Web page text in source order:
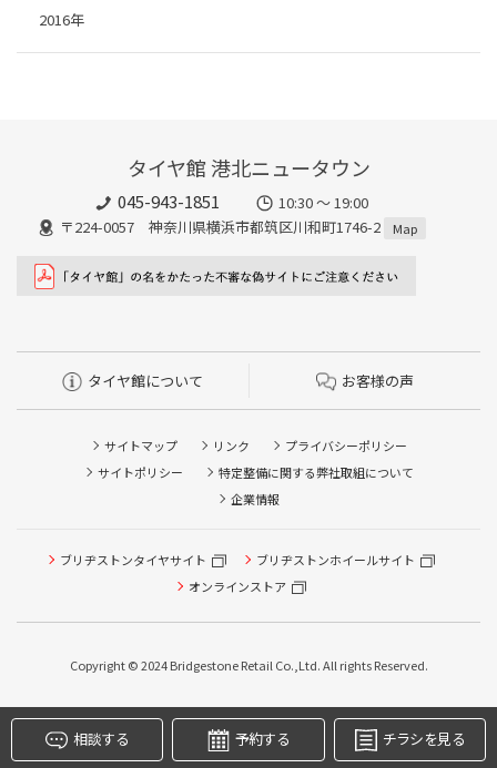
2016年
タイヤ館 港北ニュータウン
045-943-1851
10:30 ～ 19:00
〒224-0057 神奈川県横浜市都筑区川和町1746-2
Map
タイヤ館について お客様の声
サイトマップ リンク
プライバシーポリシー
サイトポリシー
特定整備に関する弊社取組について
企業情報
ブリヂストンタイヤサイト
ブリヂストンホイールサイト
オンラインストア
Copyright © 2024 Bridgestone Retail Co.,Ltd. All rights Reserved.
相談する 予約する チラシを見る
タイヤ点検・安全点検/タイヤ履き替え/オイル交換/その他
ピット作業の予約
本日のタイヤ履き替え順番待ち予約 ※クローク契約会員の